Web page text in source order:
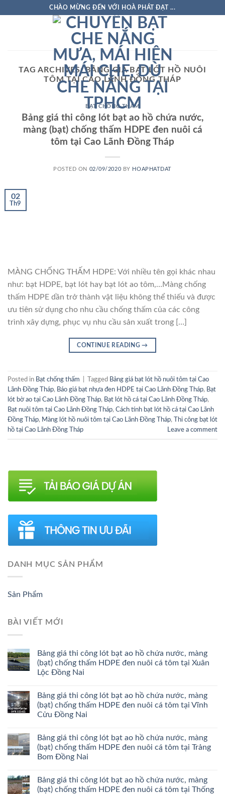
CHÀO MỪNG ĐẾN VỚI HOÀ PHÁT ĐẠT ...
TAG ARCHIVES:BẢNG GIÁ BẠT LÓT HỒ NUÔI
TÔM TẠI CAO LÃNH ĐỒNG THÁP
BẠT CHỐNG THẤM
Bảng giá thi công lót bạt ao hồ chứa nước,
màng (bạt) chống thấm HDPE đen nuôi cá
tôm tại Cao Lãnh Đồng Tháp
POSTED ON 02/09/2020 BY HOAPHATDAT
02
Th9
MÀNG CHỐNG THẤM HDPE: Với nhiều tên gọi khác nhau
như: bạt HDPE, bạt lót hay bạt lót ao tôm,…Màng chống
thấm HDPE dần trở thành vật liệu không thể thiếu và được
ưu tiên sử dụng cho nhu cầu chống thấm của các công
trình xây dựng, phục vụ nhu cầu sản xuất trong […]
CONTINUE READING→
Posted in Bạt chống thấm Tagged Bảng giá bạt lót hồ nuôi tôm tại Cao
Lãnh Đồng Tháp, Báo giá bạt nhựa đen HDPE tại Cao Lãnh Đồng Tháp, Bạt
lót bờ ao tại Cao Lãnh Đồng Tháp, Bạt lót hồ cá tại Cao Lãnh Đồng Tháp,
Bạt nuôi tôm tại Cao Lãnh Đồng Tháp, Cách tính bạt lót hồ cá tại Cao Lãnh
Đồng Tháp, Màng lót hồ nuôi tôm tại Cao Lãnh Đồng Tháp,
Thi công bạt lót
hồ tại Cao Lãnh Đồng Tháp
Leave a comment
DANH MỤC SẢN PHẨM
Sản Phẩm
BÀI VIẾT MỚI
Bảng giá thi công lót bạt ao hồ chứa nước, màng
(bạt) chống thấm HDPE đen nuôi cá tôm tại Xuân
Lộc Đồng Nai
Bảng giá thi công lót bạt ao hồ chứa nước, màng
(bạt) chống thấm HDPE đen nuôi cá tôm tại Vĩnh
Cửu Đồng Nai
Bảng giá thi công lót bạt ao hồ chứa nước, màng
(bạt) chống thấm HDPE đen nuôi cá tôm tại Trảng
Bom Đồng Nai
Bảng giá thi công lót bạt ao hồ chứa nước, màng
(bạt) chống thấm HDPE đen nuôi cá tôm tại Thống